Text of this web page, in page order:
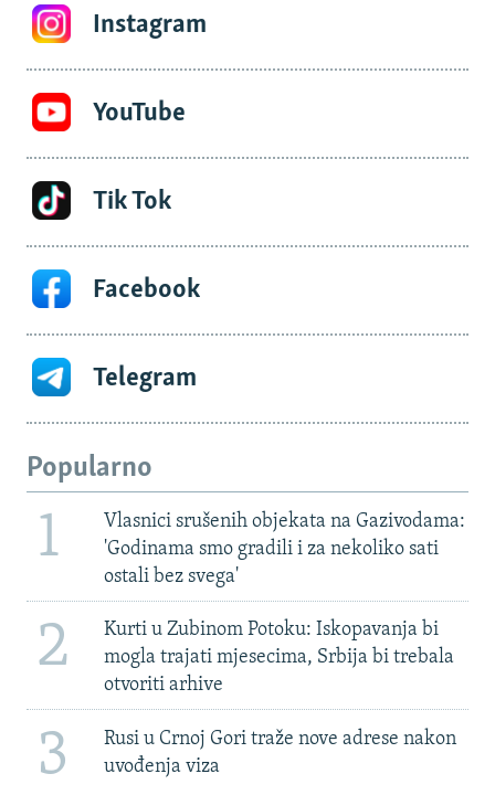
Instagram
YouTube
Tik Tok
Facebook
Telegram
Popularno
1
Vlasnici srušenih objekata na Gazivodama:
'Godinama smo gradili i za nekoliko sati
ostali bez svega'
2
Kurti u Zubinom Potoku: Iskopavanja bi
mogla trajati mjesecima, Srbija bi trebala
otvoriti arhive
3
Rusi u Crnoj Gori traže nove adrese nakon
uvođenja viza